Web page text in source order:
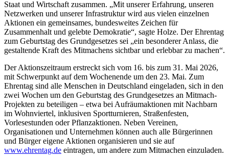
Staat und Wirtschaft zusammen. „Mit unserer Erfahrung, unseren
Netzwerken und unserer Infrastruktur wird aus vielen einzelnen
Aktionen ein gemeinsames, bundesweites Zeichen für
Zusammenhalt und gelebte Demokratie“, sagte Holze. Der Ehrentag
zum Geburtstag des Grundgesetzes sei „ein besonderer Anlass, die
gestaltende Kraft des Mitmachens sichtbar und erlebbar zu machen“.
Der Aktionszeitraum erstreckt sich vom 16. bis zum 31. Mai 2026,
mit Schwerpunkt auf dem Wochenende um den 23. Mai. Zum
Ehrentag sind alle Menschen in Deutschland eingeladen, sich in den
zwei Wochen um den Geburtstag des Grundgesetzes an Mitmach-
Projekten zu beteiligen – etwa bei Aufräumaktionen mit Nachbarn
im Wohnviertel, inklusiven Sportturnieren, Straßenfesten,
Vorlesestunden oder Pflanzaktionen. Neben Vereinen,
Organisationen und Unternehmen können auch alle Bürgerinnen
und Bürger eigene Aktionen organisieren und sie auf
www.ehrentag.de eintragen, um andere zum Mitmachen einzuladen.